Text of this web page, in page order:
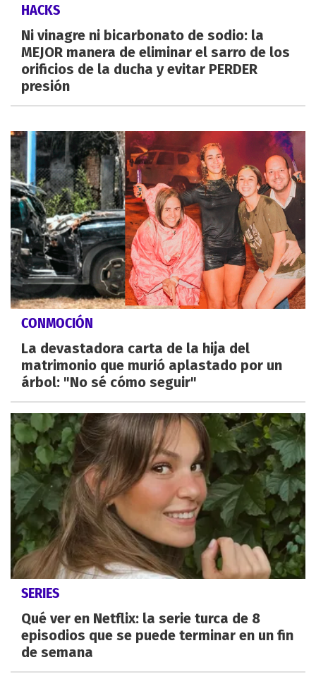
HACKS
Ni vinagre ni bicarbonato de sodio: la
MEJOR manera de eliminar el sarro de los
orificios de la ducha y evitar PERDER
presión
CONMOCIÓN
La devastadora carta de la hija del
matrimonio que murió aplastado por un
árbol: "No sé cómo seguir"
SERIES
Qué ver en Netflix: la serie turca de 8
episodios que se puede terminar en un fin
de semana